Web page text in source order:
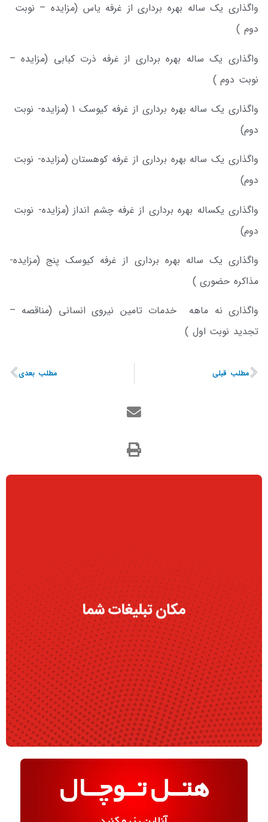
واگذاری یک ساله بهره برداری از غرفه یاس (مزایده – نوبت
دوم )
واگذاری یک ساله بهره برداری از غرفه ذرت کبابی (مزایده –
نوبت دوم )
واگذاری یک ساله بهره برداری از غرفه کیوسک 1 (مزایده- نوبت
دوم)
واگذاری یک ساله بهره برداری از غرفه کوهستان (مزایده- نوبت
دوم)
واگذاری یکساله بهره برداری از غرفه چشم انداز (مزایده- نوبت
دوم)
واگذاری یک ساله بهره برداری از غرفه کیوسک پنج (مزایده-
مذاکره حضوری )
واگذاری نه ماهه خدمات تامین نیروی انسانی (مناقصه –
تجدید نوبت اول )
مطلب قبلی مطلب بعدی